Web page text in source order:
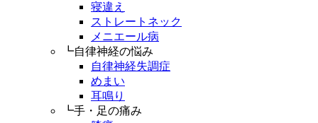
寝違え
ストレートネック
メニエール病
┗自律神経の悩み
自律神経失調症
めまい
耳鳴り
┗手・足の痛み